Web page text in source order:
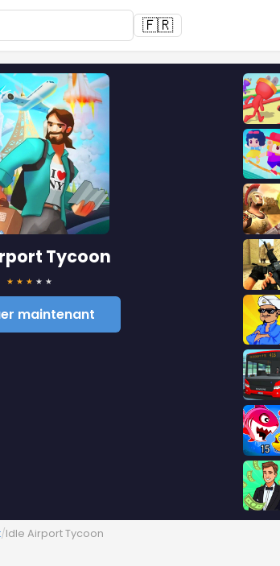
🇫🇷
Tycoon
★ ★ ★ ★ ★
maintenant
/Idle Airport Tycoon